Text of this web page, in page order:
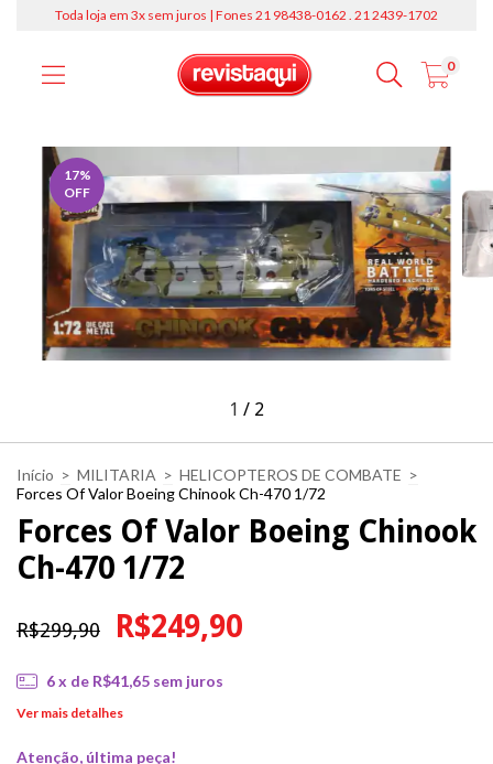
Toda loja em 3x sem juros | Fones 21 98438-0162 . 21 2439-1702
0
17%
OFF
1 / 2
Início > MILITARIA > HELICOPTEROS DE COMBATE >
Forces Of Valor Boeing Chinook Ch-470 1/72
Forces Of Valor Boeing Chinook
Ch-470 1/72
R$299,90 R$249,90
6x de R$41,65 sem juros
Ver mais detalhes
Atenção, última peça!